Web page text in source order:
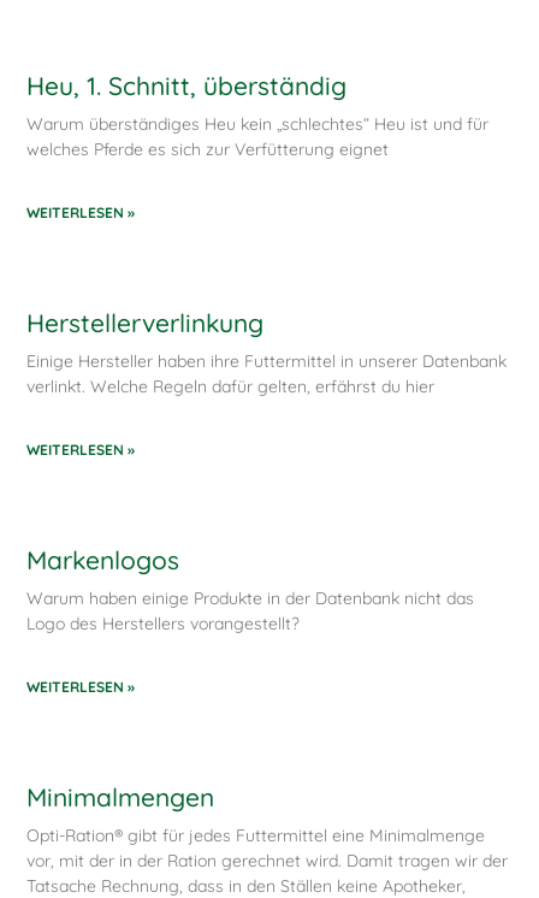
Heu, 1. Schnitt, überständig
Warum überständiges Heu kein „schlechtes“ Heu ist und für
welches Pferde es sich zur Verfütterung eignet
WEITERLESEN »
Herstellerverlinkung
Einige Hersteller haben ihre Futtermittel in unserer Datenbank
verlinkt. Welche Regeln dafür gelten, erfährst du hier
WEITERLESEN »
Markenlogos
Warum haben einige Produkte in der Datenbank nicht das
Logo des Herstellers vorangestellt?
WEITERLESEN »
Minimalmengen
Opti-Ration® gibt für jedes Futtermittel eine Minimalmenge
vor, mit der in der Ration gerechnet wird. Damit tragen wir der
Tatsache Rechnung, dass in den Ställen keine Apotheker,